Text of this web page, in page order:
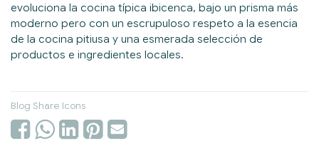
evoluciona la cocina típica ibicenca, bajo un prisma más
moderno pero con un escrupuloso respeto a la esencia
de la cocina pitiusa y una esmerada selección de
productos e ingredientes locales.
Blog Share Icons